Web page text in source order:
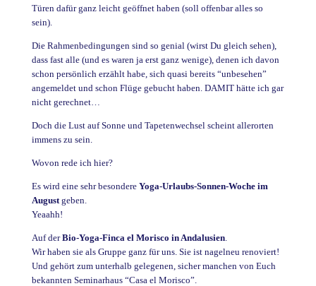
Türen dafür ganz leicht geöffnet haben (soll offenbar alles so
sein).
Die Rahmenbedingungen sind so genial (wirst Du gleich sehen),
dass fast alle (und es waren ja erst ganz wenige), denen ich davon
schon persönlich erzählt habe, sich quasi bereits “unbesehen”
angemeldet und schon Flüge gebucht haben. DAMIT hätte ich gar
nicht gerechnet…
Doch die Lust auf Sonne und Tapetenwechsel scheint allerorten
immens zu sein.
Wovon rede ich hier?
Es wird eine sehr besondere Yoga-Urlaubs-Sonnen-Woche im
Augustgeben.
Yeaahh!
Auf derBio-Yoga-Finca el Morisco in Andalusien.
Wir haben sie als Gruppe ganz für uns. Sie ist nagelneu renoviert!
Und gehört zum unterhalb gelegenen, sicher manchen von Euch
bekannten Seminarhaus “Casa el Morisco”.